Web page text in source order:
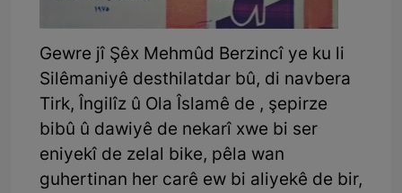
Gewre jî Şêx Mehmûd Berzincî ye ku li
Silêmaniyê desthilatdar bû, di navbera
Tirk, Îngilîz û Ola Îslamê de , şepirze
bibû û dawiyê de nekarî xwe bi ser
eniyekî de zelal bike, pêla wan
guhertinan her carê ew bi aliyekê de bir,